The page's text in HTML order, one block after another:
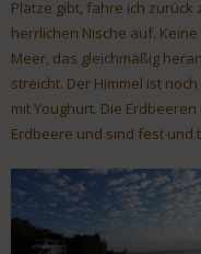
Plätze gibt, fahre ich zurück
herrlichen Nische auf.
Meer, das gleichmäßig
streicht. Der Himmel ist
mit Youghurt. Die
Erdbeere und sind fest und